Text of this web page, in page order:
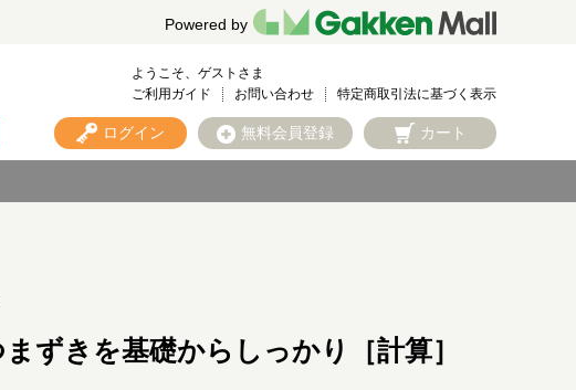
Powered by
ようこそ、ゲストさま
ご利用ガイド
お問い合わせ 特定商取引法に基づく表示
ログイン 無料会員登録 カート
ずきを基礎からしっかり［計算］